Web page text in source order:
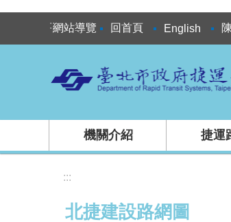
跳到主要內容區塊
:::網站導覽 回首頁 English
機關介紹 捷運
:::
北捷建設路網圖